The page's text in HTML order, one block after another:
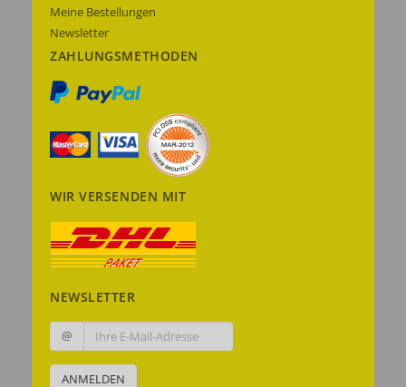
Meine Bestellungen
Newsletter
ZAHLUNGSMETHODEN
WIR VERSENDEN MIT
NEWSLETTER
@
ANMELDEN